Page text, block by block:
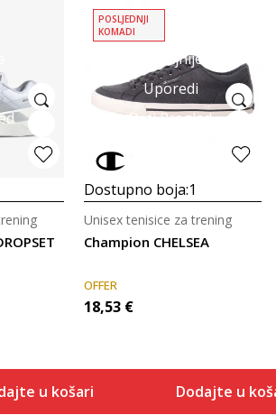
u košaricu
Detaljnije
Uporedi
Brzi Pregled
POSLJEDNJI
KOMADI
Dostupno boja:1
Champion CHELSEA
Unisex tenisice za trening
OFFER
18,53 €
Dodajte u